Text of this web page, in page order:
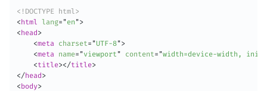
<!DOCTYPE html>
<html lang= "en ">
<head>
<meta charset= "UTF-8">
<meta name= "viewport " content= "width=device-width,
<title></title>
</head>
<body>